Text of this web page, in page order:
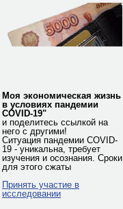
Моя экономическая жизнь
в условиях пандемии
COVID-19"
и поделитесь ссылкой на
него с другими!
Ситуация пандемии COVID-
19 - уникальна, требует
изучения и осознания. Сроки
для этого сжаты
Принять участие в
исследовании